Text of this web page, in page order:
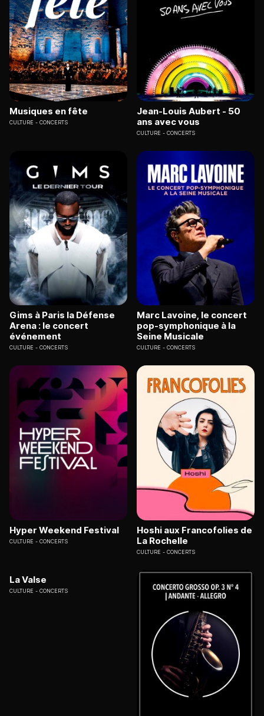
Musiques en fête
CULTURE CONCERTS
Jean-Louis Aubert - 50
ans avec vous
CULTURE CONCERTS
Gims à Paris la Défense
Arena : le concert
événement
CULTURE CONCERTS
Marc Lavoine, le concert
pop-symphonique à la
Seine Musicale
CULTURE CONCERTS
Hyper Weekend Festival
CULTURE CONCERTS
Hoshi aux Francofolies de
La Rochelle
CULTURE CONCERTS
La Valse
CULTURE CONCERTS